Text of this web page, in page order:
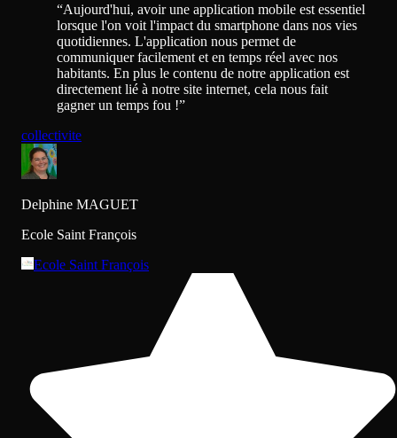
“Aujourd'hui, avoir une application mobile est essentiel
lorsque l'on voit l'impact du smartphone dans nos vies
quotidiennes. L'application nous permet de
communiquer facilement et en temps réel avec nos
habitants. En plus le contenu de notre application est
directement lié à notre site internet, cela nous fait
gagner un temps fou !”
collectivite
Delphine MAGUET
Ecole Saint François
Ecole Saint François